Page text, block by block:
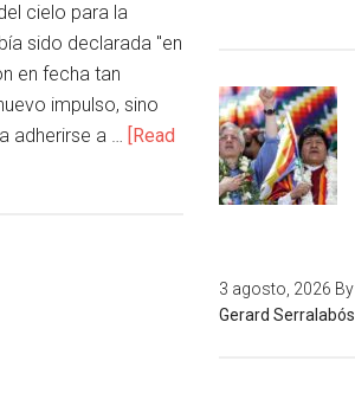
cielo para la
sido declarada "en
en fecha tan
impulso, sino
adherirse a … [Read
3 agosto, 2026 By
Gerard Serralabós